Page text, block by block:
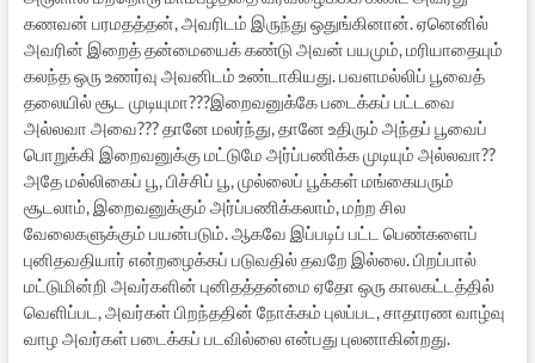
கணவன் பரமதத்தன், அவரிடம் இருந்து ஒதுங்கினான். ஏனெனில்
அவரின் இறைத் தன்மையைக் கண்டு அவன் பயமும், மரியாதையும்
கலந்த ஒரு உணர்வு அவனிடம் உண்டாகியது. பவளமல்லிப் பூவைத்
தலையில் சூட முடியுமா???இறைவனுக்கே படைக்கப் பட்டவை
அல்லவா அவை??? தானே மலர்ந்து, தானே உதிரும் அந்தப் பூவைப்
பொறுக்கி இறைவனுக்கு மட்டுமே அர்ப்பணிக்க முடியும் அல்லவா??
அதே மல்லிகைப் பூ, பிச்சிப் பூ, முல்லைப் பூக்கள் மங்கையரும்
சூடலாம், இறைவனுக்கும் அர்ப்பணிக்கலாம், மற்ற சில
வேலைகளுக்கும் பயன்படும். ஆகவே இப்படிப் பட்ட பெண்களைப்
புனிதவதியார் என்றழைக்கப் படுவதில் தவறே இல்லை. பிறப்பால்
மட்டுமின்றி அவர்களின் புனிதத்தன்மை ஏதோ ஒரு காலகட்டத்தில்
வெளிப்பட, அவர்கள் பிறந்ததின் நோக்கம் புலப்பட, சாதாரண வாழ்வு
வாழ அவர்கள் படைக்கப் படவில்லை என்பது புலனாகின்றது.